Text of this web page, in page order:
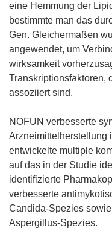
eine Hemmung der
bestimmte man das
Gen. Gleichermaßen
angewendet, um
wirksamkeit
Transkriptionsfaktoren,
assoziiert sind.
NOFUN verbesserte
Arzneimittelherstellung
entwickelte multiple
auf das in der Studie
identifizierte
verbesserte
Candida-Spezies
Aspergillus-Spezies.